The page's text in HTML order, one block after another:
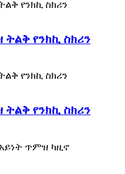
ትልቅ የንክኪ ስክሪን
ትልቅ የንክኪ ስክሪን